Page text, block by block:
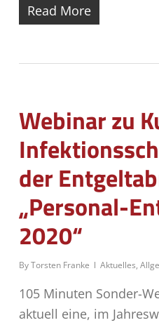
Read More
Webinar zu
der
„Personal-
2020“
ByTorsten Franke Aktuelles,
105 Minuten Sonder-
aktuell eine, im